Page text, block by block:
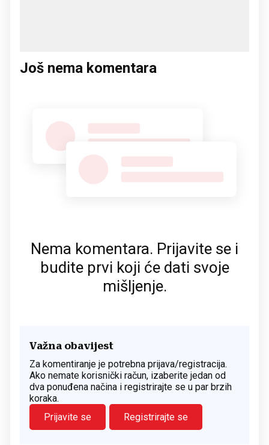
Još nema komentara
Nema komentara. Prijavite se i
budite prvi koji će dati svoje
mišljenje.
Važna obavijest
Za komentiranje je potrebna prijava/registracija.
Ako nemate korisnički račun, izaberite jedan od
dva ponuđena načina i registrirajte se u par brzih
koraka.
Prijavite se
Registrirajte se